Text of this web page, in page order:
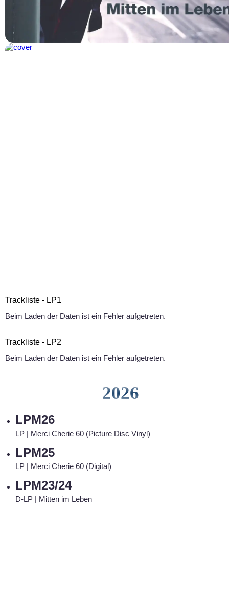
Trackliste - LP1
Beim Laden der Daten ist ein Fehler aufgetreten.
Trackliste - LP2
Beim Laden der Daten ist ein Fehler aufgetreten.
2026
LPM26
LP | Merci Cherie 60 (Picture Disc Vinyl)
LPM25
LP | Merci Cherie 60 (Digital)
LPM23/24
D-LP | Mitten im Leben